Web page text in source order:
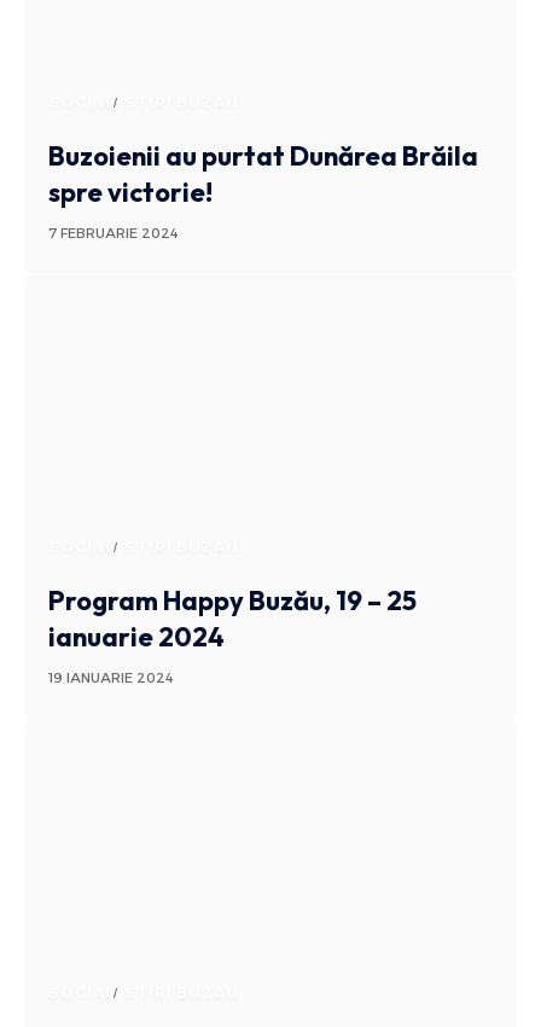
SOCIAL
Buzoienii au purtat Dunărea Brăila
spre victorie!
7 FEBRUARIE 2024
SOCIAL
Program Happy Buzău, 19 – 25
ianuarie 2024
19 IANUARIE 2024
SOCIAL